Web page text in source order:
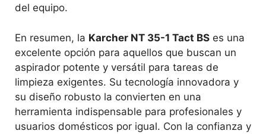
del equipo.
En resumen, la Karcher NT 35-1 Tact BS es una
excelente opción para aquellos que buscan un
aspirador potente y versátil para tareas de
limpieza exigentes. Su tecnología innovadora y
su diseño robusto la convierten en una
herramienta indispensable para profesionales y
usuarios domésticos por igual. Con la confianza y